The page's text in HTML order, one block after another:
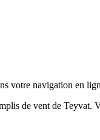
votre navigation en
de vent de Teyvat.